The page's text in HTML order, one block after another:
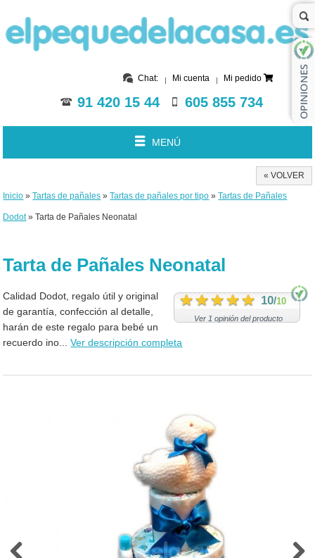
Chat: Mi cuenta Mi pedido
91 420 15 44 605 855 734
MENÚ
« VOLVER
Inicio »Tartas de pañales »Tartas de pañales por tipo »Tartas de Pañales
Dodot» Tarta de Pañales Neonatal
Tarta de Pañales Neonatal
10/10
Ver 1 opinión del producto
Calidad Dodot, regalo útil y original
de garantía, confección al detalle,
harán de este regalo para bebé un
recuerdo ino...
Ver descripción completa